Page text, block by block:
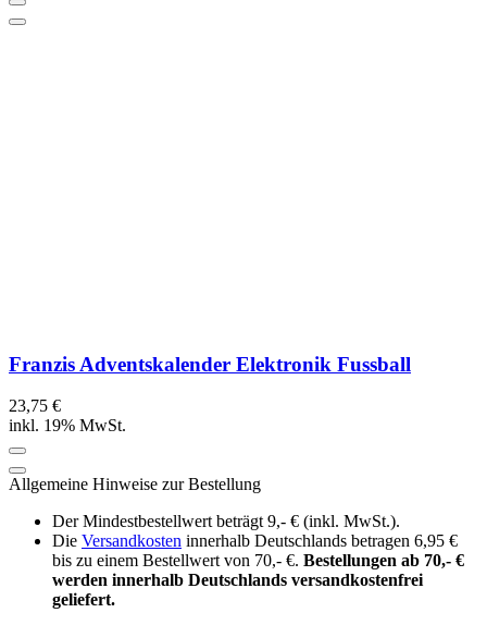
Franzis Adventskalender Elektronik Fussball
23,75 €
inkl. 19% MwSt.
Allgemeine Hinweise zur Bestellung
Der Mindestbestellwert beträgt 9,- € (inkl. MwSt.).
Die Versandkosten innerhalb Deutschlands betragen 6,95 €
bis zu einem Bestellwert von 70,- €. Bestellungen ab 70,- €
werden innerhalb Deutschlands versandkostenfrei
geliefert.